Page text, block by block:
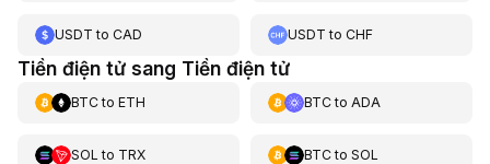
USDT to CAD USDT toCHF
Tiền điện tử sang Tiền điện tử
BTCto ETH BTCto ADA
SOL to TRX BTCto SOL